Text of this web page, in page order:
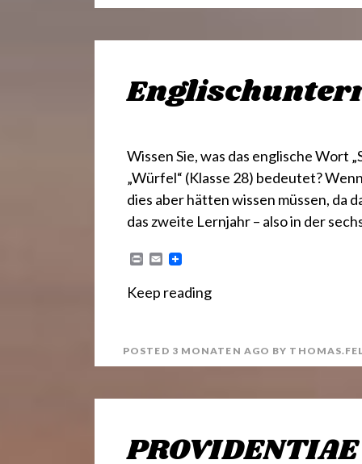
Wissen Sie, was das englische Wort
„Würfel“ (Klasse 28) bedeutet?
dies aber hätten wissen müssen,
das zweite Lernjahr – also in der
P
n
E
i
Keep reading
POSTED 3 MONATEN AGO BY